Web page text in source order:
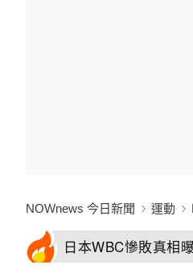
NOWnews 今日新聞 運動
日本WBC慘敗真相